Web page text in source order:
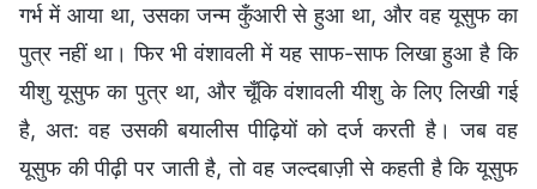
गर्भ में आया था, उसका जन्म कुँआरी से हुआ था, और वह यूसुफ का
पुत्र नहीं था। फिर भी वंशावली में यह साफ-साफ लिखा हुआ है कि
यीशु यूसुफ का पुत्र था, और चूँकि वंशावली यीशु के लिए लिखी गई
है, अत: वह उसकी बयालीस पीढ़ियों को दर्ज करती है। जब वह
यूसुफ की पीढ़ी पर जाती है, तो वह जल्दबाज़ी से कहती है कि यूसुफ